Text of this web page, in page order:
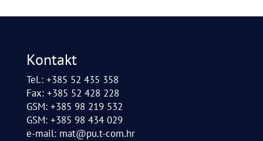
Kontakt
Tel.: +385 52 435 358
Fax: +385 52 428 228
GSM: +385 98 219 532
GSM: +385 98 434 029
e-mail: mat@pu.t-com.hr